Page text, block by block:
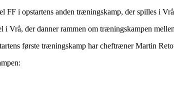
FF i opstartens anden træningskamp, der spilles i
i Vrå, der danner rammen om træningskampen
første træningskamp har cheftræner Martin